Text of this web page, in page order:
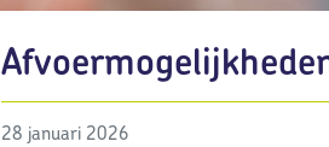
28 januari 2026